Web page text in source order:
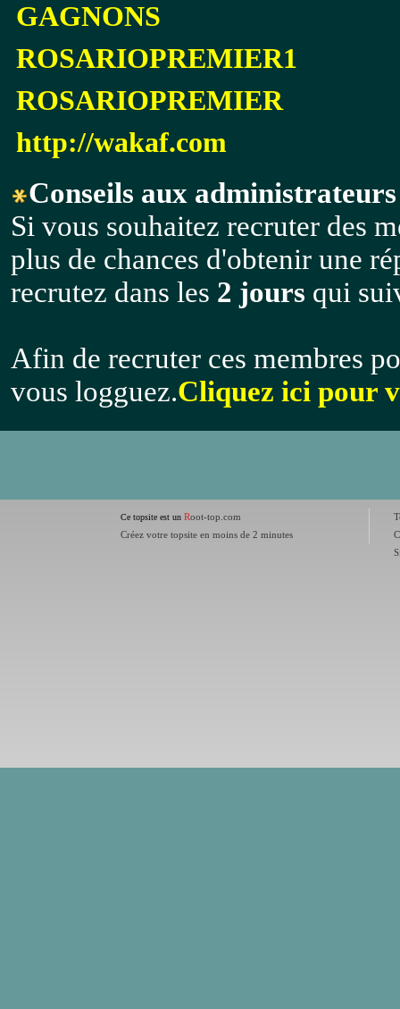
GAGNONS
ROSARIOPREMIER1
ROSARIOPREMIER
http://wakaf.com
Conseils aux
Si vous souhaitez recruter des
plus de chances d'obtenir une
recrutez dans les 2 jours qui
Afin de recruter ces membres
vous logguez.Cliquez ici pour
Ce topsite est un Root-top.com
Créez votre topsite en moins de 2 minutes